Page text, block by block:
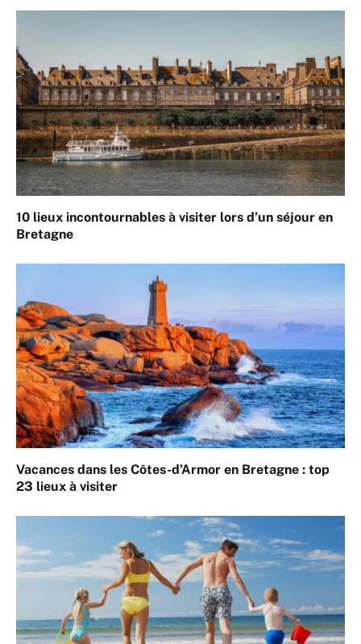
10 lieux incontournables à visiter lors d’un séjour en
Bretagne
Vacances dans les Côtes-d’Armor en Bretagne : top
23 lieux à visiter